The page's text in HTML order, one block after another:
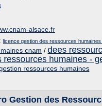
alsace.fr
licence gestion des ressources
cnam / dees
ressources humaines -
ressources humaines
Gestion des